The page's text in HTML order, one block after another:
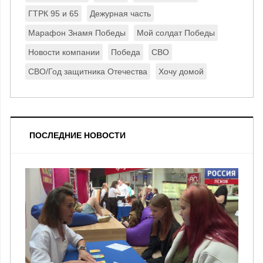
ГТРК 95 и 65 Дежурная часть
Марафон Знамя Победы Мой солдат Победы
Новости компании Победа СВО
СВО/Год защитника Отечества Хочу домой
ПОСЛЕДНИЕ НОВОСТИ